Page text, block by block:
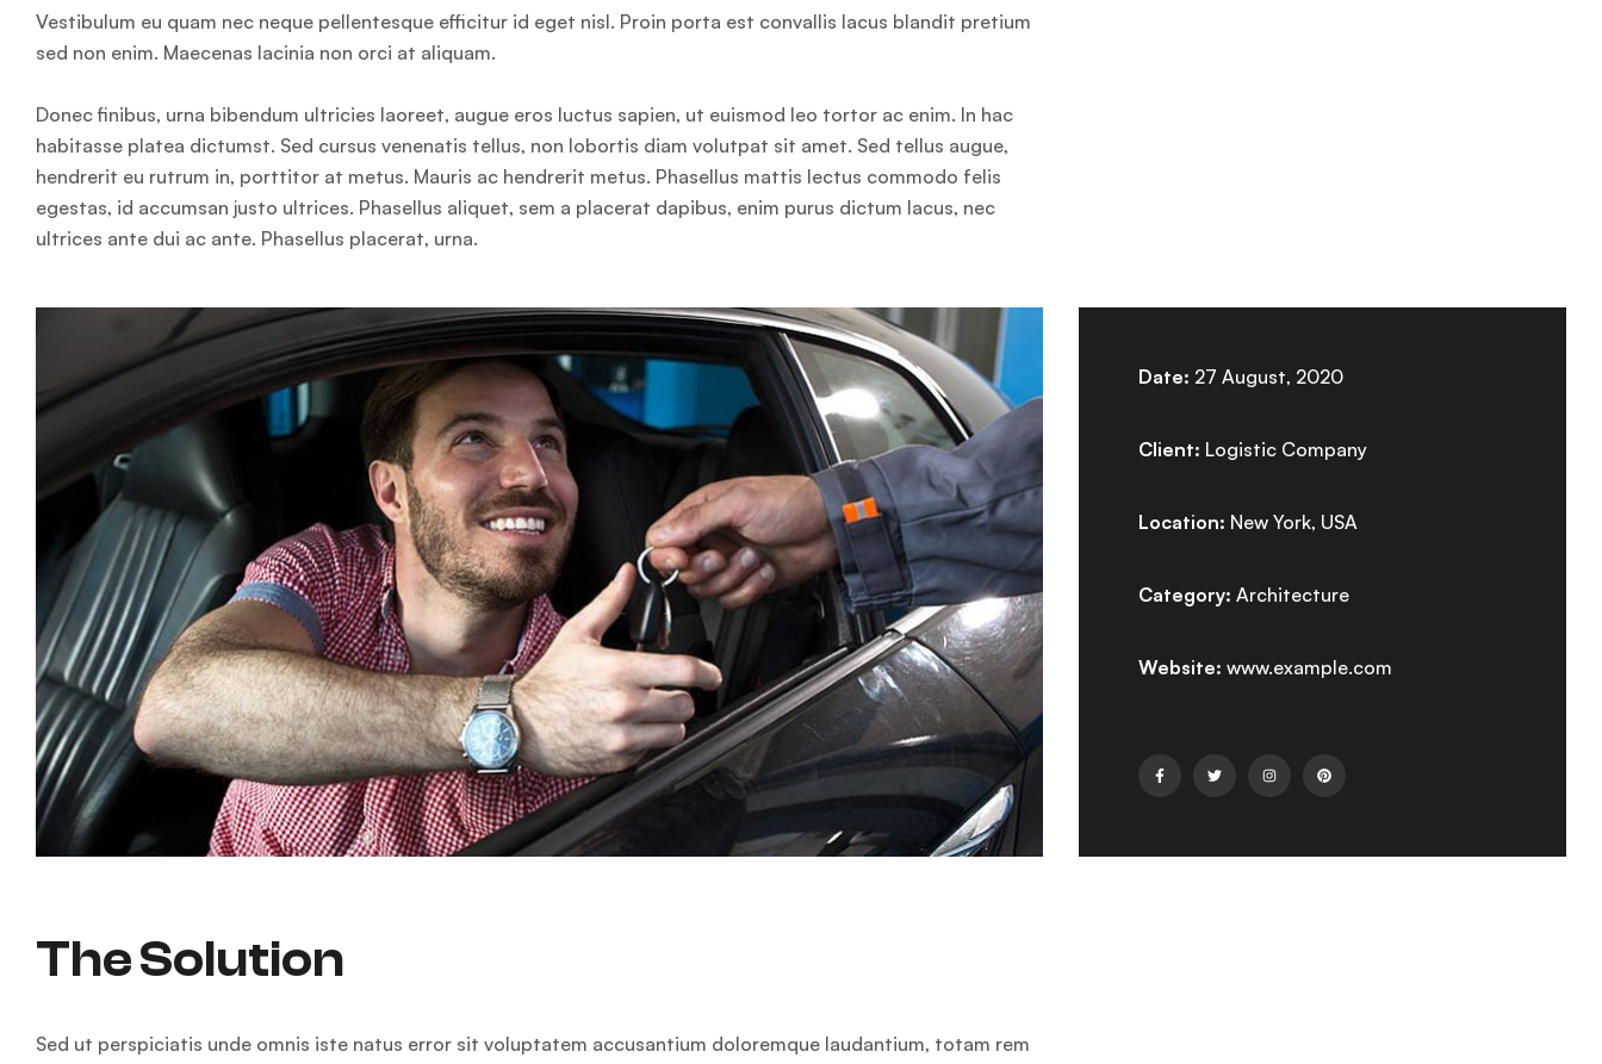
Vestibulum eu quam nec neque pellentesque efficitur id eget nisl. Proin porta est convallis lacus blandit pretium
sed non enim. Maecenas lacinia non orci at aliquam.
Donec finibus, urna bibendum ultricies laoreet, augue eros luctus sapien, ut euismod leo tortor ac enim. In hac
habitasse platea dictumst. Sed cursus venenatis tellus, non lobortis diam volutpat sit amet. Sed tellus augue,
hendrerit eu rutrum in, porttitor at metus. Mauris ac hendrerit metus. Phasellus mattis lectus commodo felis
egestas, id accumsan justo ultrices. Phasellus aliquet, sem a placerat dapibus, enim purus dictum lacus, nec
ultrices ante dui ac ante. Phasellus placerat, urna.
Date: 27 August, 2020
Client: Logistic Company
Location: New York, USA
Category: Architecture
Website: www.example.com
The Solution
Sed ut perspiciatis unde omnis iste natus error sit voluptatem accusantium doloremque laudantium, totam rem